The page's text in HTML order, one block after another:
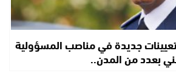
جديدة في مناصب المسؤولية
بعدد من المدن..